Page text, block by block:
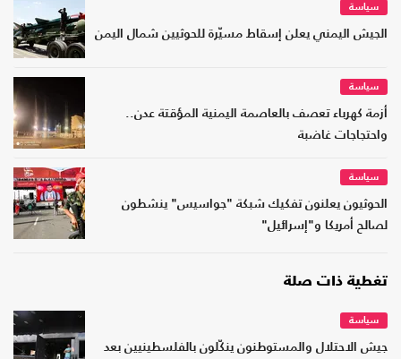
سياسة
الجيش اليمني يعلن إسقاط مسيّرة للحوثيين شمال اليمن
سياسة
أزمة كهرباء تعصف بالعاصمة اليمنية المؤقتة عدن..
واحتجاجات غاضبة
سياسة
الحوثيون يعلنون تفكيك شبكة "جواسيس" ينشطون
لصالح أمريكا و"إسرائيل"
تغطية ذات صلة
سياسة
جيش الاحتلال والمستوطنون ينكّلون بالفلسطينيين بعد